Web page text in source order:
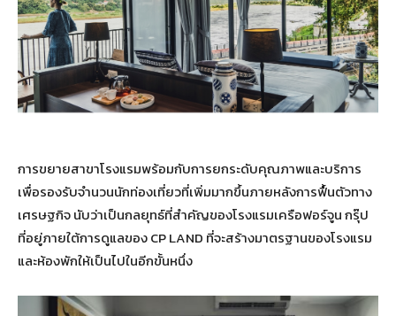
การขยายสาขาโรงแรมพร้อมกับการยกระดับคุณภาพและบริการ
เพื่อรองรับจำนวนนักท่องเที่ยวที่เพิ่มมากขึ้นภายหลังการฟื้นตัวทาง
เศรษฐกิจ นับว่าเป็นกลยุทธ์ที่สำคัญของโรงแรมเครือฟอร์จูน กรุ๊ป
ที่อยู่ภายใต้การดูแลของ CP LAND ที่จะสร้างมาตรฐานของโรงแรม
และห้องพักให้เป็นไปในอีกขั้นหนึ่ง